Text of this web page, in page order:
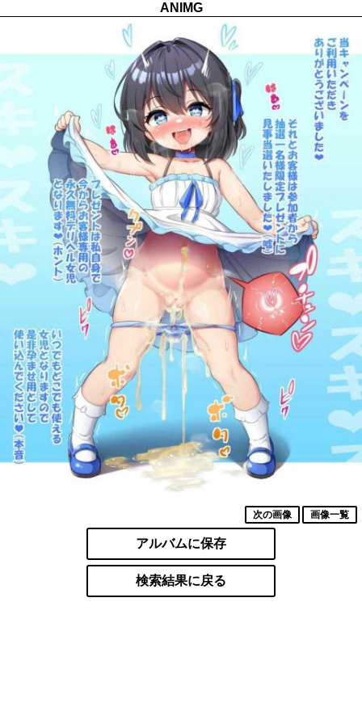
ANIMG
次の画像 画像一覧
アルバムに保存
検索結果に戻る